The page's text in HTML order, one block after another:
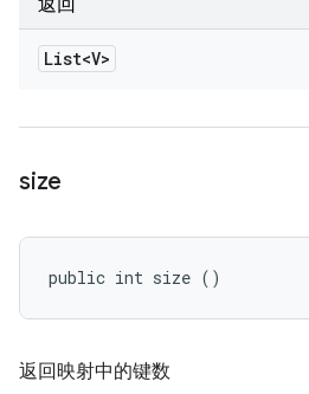
返回
List<V>
size
public int size ()
返回映射中的键数